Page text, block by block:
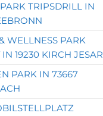
TRIPSDRILL IN
WELLNESS PARK
19230 KIRCH JESAR
PARK IN 73667